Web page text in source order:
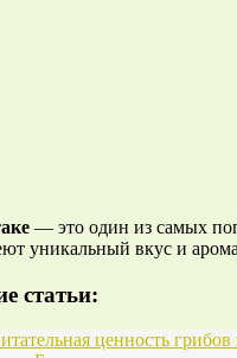
— это один из самых
уникальный вкус и
статьи:
ценность